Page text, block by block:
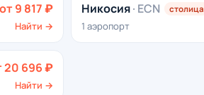
от 9 817 ₽
Найти →
Никосия· ECN столица
1 аэропорт
20 696 ₽
Найти →